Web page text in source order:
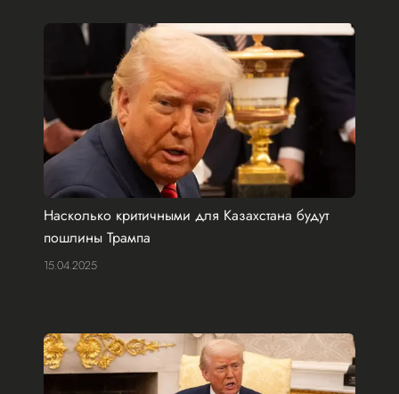
Насколько критичными для Казахстана будут
пошлины Трампа
15.04.2025